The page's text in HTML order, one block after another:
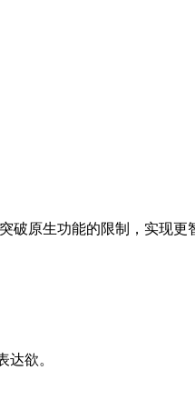
原生功能的限制，实现更
欲。